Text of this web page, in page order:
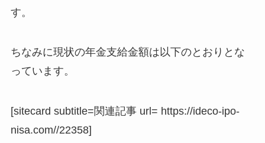
す。
ちなみに現状の年金支給金額は以下のとおりとな
っています。
[sitecard subtitle=関連記事 url= https://ideco-ipo-
nisa.com//22358]